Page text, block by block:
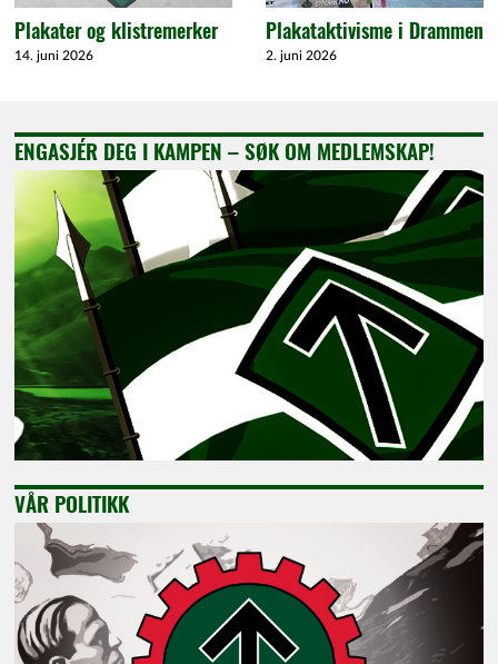
Plakater og klistremerker
14. juni 2026
Plakataktivisme i Drammen
2. juni 2026
ENGASJÉR DEG I KAMPEN – SØK OM MEDLEMSKAP!
VÅR POLITIKK